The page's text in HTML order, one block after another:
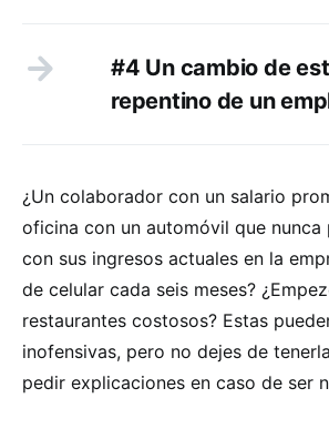
#4 Un cambio de
repentino de un
¿Un colaborador con un salario
oficina con un automóvil que
con sus ingresos actuales en la
de celular cada seis meses?
restaurantes costosos? Estas
inofensivas, pero no dejes de
pedir explicaciones en caso de ser